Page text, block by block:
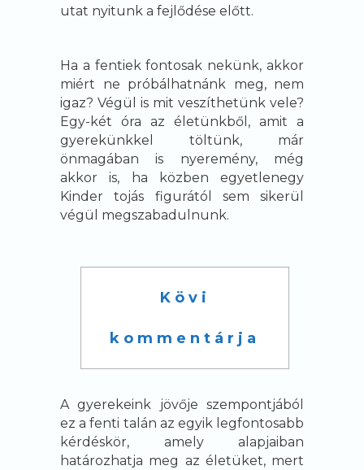
utat nyitunk a fejlődése előtt.
Ha a fentiek fontosak nekünk, akkor
miért ne próbálhatnánk meg, nem
igaz? Végül is mit veszíthetünk vele?
Egy-két óra az életünkből, amit a
gyerekünkkel töltünk, már
önmagában is nyeremény, még
akkor is, ha közben egyetlenegy
Kinder tojás figurától sem sikerül
végül megszabadulnunk.
Kövi
kommentárja
A gyerekeink jövője szempontjából
ez a fenti talán az egyik legfontosabb
kérdéskör, amely alapjaiban
határozhatja meg az életüket, mert